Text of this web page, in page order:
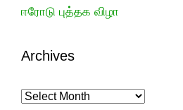
ஈரோடு புத்தக விழா
Archives
Archives